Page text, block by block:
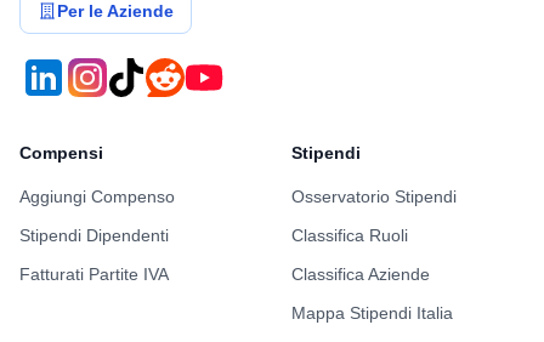
Per le Aziende
Compensi
Aggiungi Compenso
Stipendi Dipendenti
Fatturati Partite IVA
Stipendi
Osservatorio Stipendi
Classifica Ruoli
Classifica Aziende
Mappa Stipendi Italia